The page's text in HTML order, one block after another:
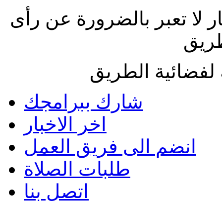
لا تعبر بالضرورة عن رأى
الطريق
شارك ببرامجك
اخر الاخبار
انضم الى فريق العمل
طلبات الصلاة
اتصل بنا